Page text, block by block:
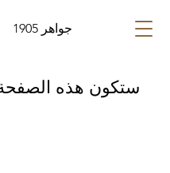
جواهر 1905
ستكون هذه